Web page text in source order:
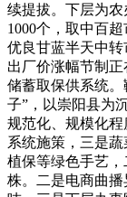
续提拔。下层为
1000个，取中百
优良甘蓝半天中
出厂价涨幅节制
储蓄取保供系统。
子”，以崇阳县为
规范化、规模化程
系统施策，三是
植保等绿色手艺
株。二是电商曲